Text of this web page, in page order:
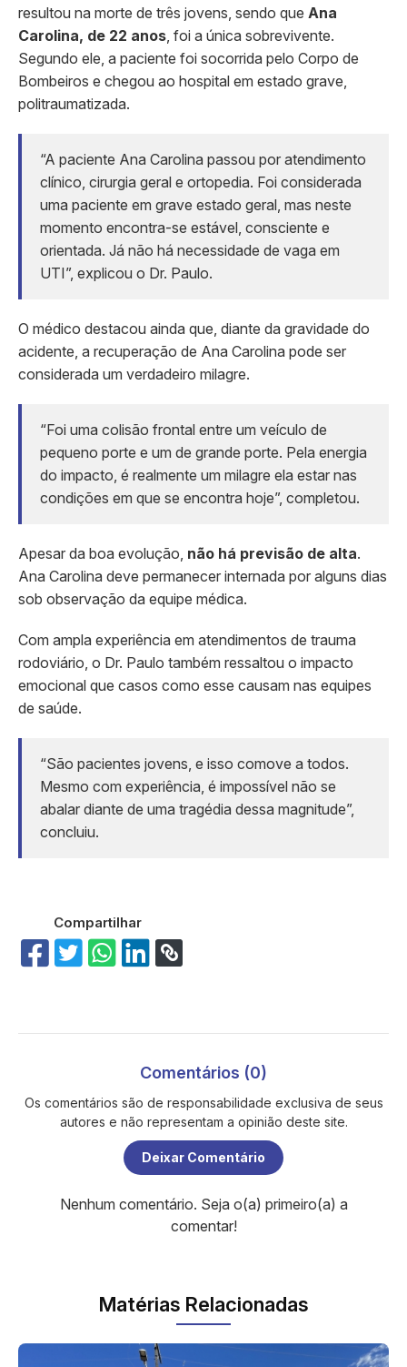
resultou na morte de três jovens, sendo que Ana
Carolina, de 22 anos , foi a única sobrevivente.
Segundo ele, a paciente foi socorrida pelo Corpo de
Bombeiros e chegou ao hospital em estado grave,
politraumatizada.
“A paciente Ana Carolina passou por atendimento
clínico, cirurgia geral e ortopedia. Foi considerada
uma paciente em grave estado geral, mas neste
momento encontra-se estável, consciente e
orientada. Já não há necessidade de vaga em
UTI”, explicou o Dr. Paulo.
O médico destacou ainda que, diante da gravidade do
acidente, a recuperação de Ana Carolina pode ser
considerada um verdadeiro milagre.
“Foi uma colisão frontal entre um veículo de
pequeno porte e um de grande porte. Pela energia
do impacto, é realmente um milagre ela estar nas
condições em que se encontra hoje”, completou.
Apesar da boa evolução, não há previsão de alta.
Ana Carolina deve permanecer internada por alguns dias
sob observação da equipe médica.
Com ampla experiência em atendimentos de trauma
rodoviário, o Dr. Paulo também ressaltou o impacto
emocional que casos como esse causam nas equipes
de saúde.
“São pacientes jovens, e isso comove a todos.
Mesmo com experiência, é impossível não se
abalar diante de uma tragédia dessa magnitude”,
concluiu.
Compartilhar
Comentários (0)
Os comentários são de responsabilidade exclusiva de seus
autores e não representam a opinião deste site.
Deixar Comentário
Nenhum comentário. Seja o(a) primeiro(a) a
comentar!
Matérias Relacionadas